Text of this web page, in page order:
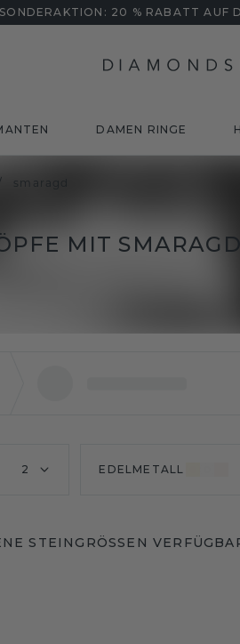
SONDERAKTION: 20 % RABATT AUF
DAMEN RINGE
smaragd
MIT SMARAGD
2 EDELMETALL
STEINGRÖSSEN VERFÜGBAR